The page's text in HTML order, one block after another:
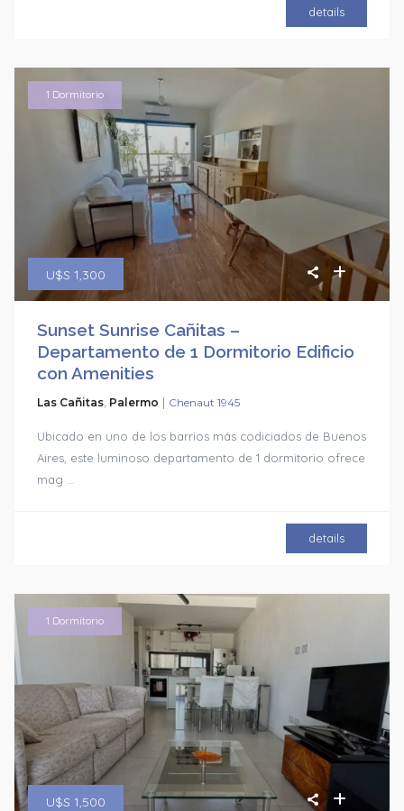
details
U$S 1,300
1 Dormitorio
Sunset Sunrise Cañitas –
Departamento de 1 Dormitorio Edificio
con Amenities
Las Cañitas, Palermo | Chenaut 1945
Ubicado en uno de los barrios más codiciados de Buenos
Aires, este luminoso departamento de 1 dormitorio ofrece
mag ...
details
U$S 1,500
1 Dormitorio